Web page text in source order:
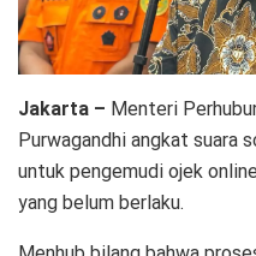
Jakarta – Menteri
Purwagandhi angkat suara
untuk pengemudi ojek
yang belum berlaku.